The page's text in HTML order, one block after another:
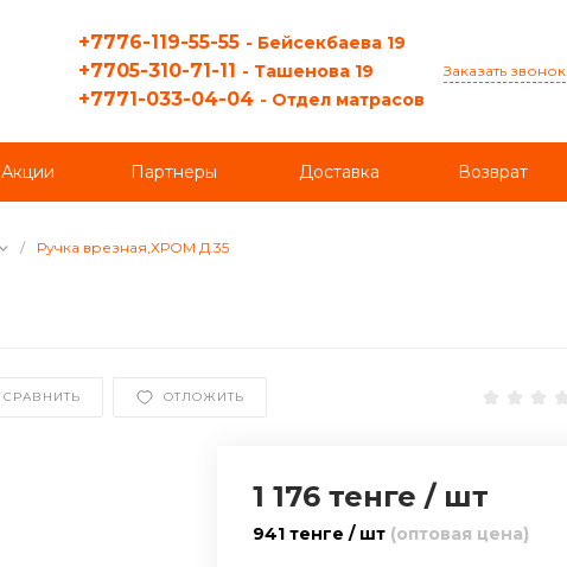
+7776-119-55-55 - Бейсекбаева 19
+7705-310-71-11 - Ташенова 19
+7771-033-04-04 - Отдел матрасов
Заказать звонок
Акции Партнеры Доставка Возврат
/ Ручка врезная,ХРОМ Д.35
СРАВНИТЬ ОТЛОЖИТЬ
1 176 тенге / шт
941 тенге / шт (оптовая цена)